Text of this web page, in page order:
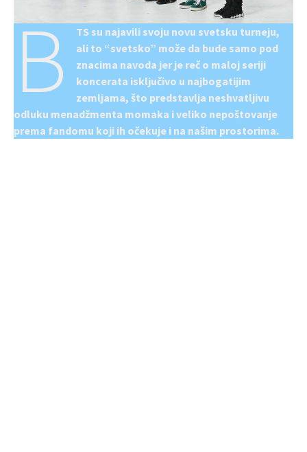
B
TS su najavili svoju novu svetsku turneju,
ali to “svetsko” može da bude samo pod
znacima navoda jer je reč o maloj seriji
koncerata isključivo u najbogatijim
zemljama, što predstavlja neshvatljivu
odluku menadžmenta momaka i veliko nepoštovanje
prema fandomu koji ih očekuje i na našim prostorima.